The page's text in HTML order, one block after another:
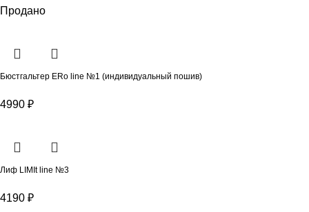
Продано
Бюстгальтер ERo line №1 (индивидуальный пошив)
4990 ₽
Лиф LIMIt line №3
4190 ₽